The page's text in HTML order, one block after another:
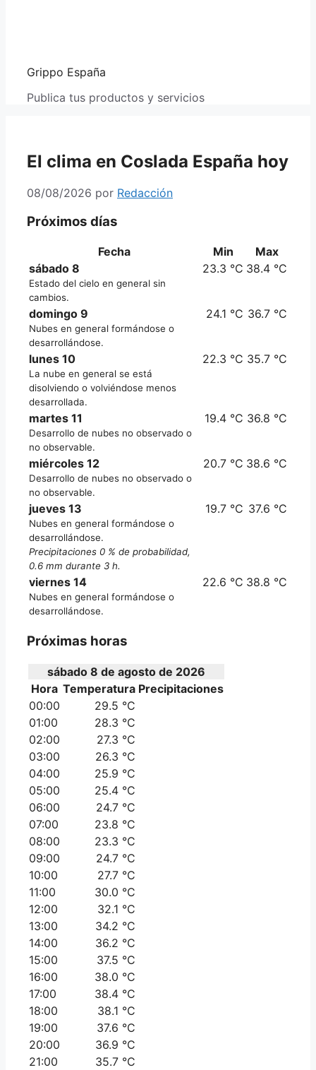
Grippo España
Publica tus productos y servicios
El clima en Coslada España hoy
08/08/2026 por Redacción
Próximos días
Fecha Min
Max
sábado 8
Estado del cielo en general sin
cambios.
23.3 °C 38.4 °C
domingo 9
Nubes en general formándose o
desarrollándose.
24.1 °C 36.7 °C
lunes 10
La nube en general se está
disolviendo o volviéndose menos
desarrollada.
22.3 °C 35.7 °C
martes 11
Desarrollo de nubes no observado o
no observable.
19.4 °C 36.8 °C
miércoles 12
Desarrollo de nubes no observado o
no observable.
20.7 °C 38.6 °C
jueves 13
Nubes en general formándose o
desarrollándose.
Precipitaciones 0 % de probabilidad,
0.6 mm durante 3 h.
19.7 °C 37.6 °C
viernes 14
Nubes en general formándose o
desarrollándose.
22.6 °C 38.8 °C
Próximas horas
sábado 8 de agosto de 2026
Hora Temperatura Precipitaciones
00:00
29.5 °C
01:00
28.3 °C
02:00
27.3 °C
03:00
26.3 °C
04:00
25.9 °C
05:00
25.4 °C
06:00
24.7 °C
07:00
23.8 °C
08:00
23.3 °C
09:00
24.7 °C
10:00
27.7 °C
11:00
30.0 °C
12:00
32.1 °C
13:00
34.2 °C
14:00
36.2 °C
15:00
37.5 °C
16:00
38.0 °C
17:00
38.4 °C
18:00
38.1 °C
19:00
37.6 °C
20:00
36.9 °C
21:00
35.7 °C